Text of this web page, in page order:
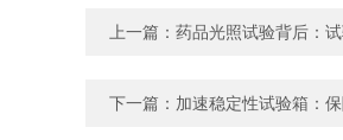
上一篇： 药品光照试验背后：
下一篇： 加速稳定性试验箱：